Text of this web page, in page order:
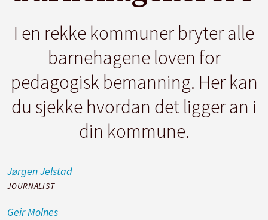
I en rekke kommuner bryter alle
barnehagene loven for
pedagogisk bemanning. Her kan
du sjekke hvordan det ligger an i
din kommune.
JørgenJelstad
JOURNALIST
GeirMolnes